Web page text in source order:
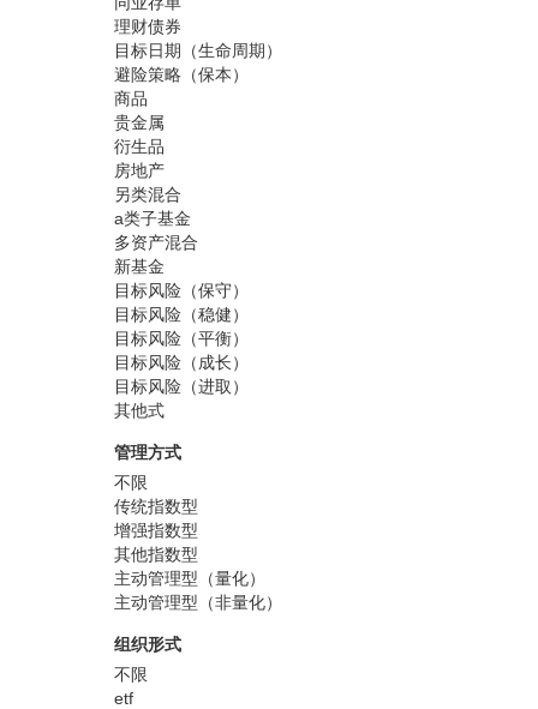
理财债券
目标日期（生命周期）
避险策略（保本）
商品
贵金属
衍生品
房地产
另类混合
a类子基金
多资产混合
新基金
目标风险（保守）
目标风险（稳健）
目标风险（平衡）
目标风险（成长）
目标风险（进取）
其他式
管理方式
不限
传统指数型
增强指数型
其他指数型
主动管理型（量化）
主动管理型（非量化）
组织形式
不限
etf